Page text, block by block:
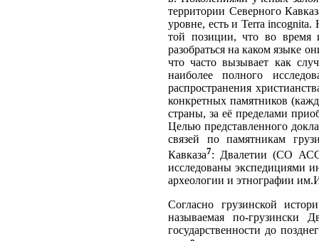
территории Северного
уровне, есть и Terra
той позиции, что во время
разобраться на каком языке
что часто вызывает как
наиболее полного
распространения
конкретных памятников
страны, за её пределами
Целью представленного
связей по памятникам
Кавказа7: Двалетии (СО
исследованы экспедициями
археологии и этнографии
Согласно грузинской
называемая по-грузински
государственности до